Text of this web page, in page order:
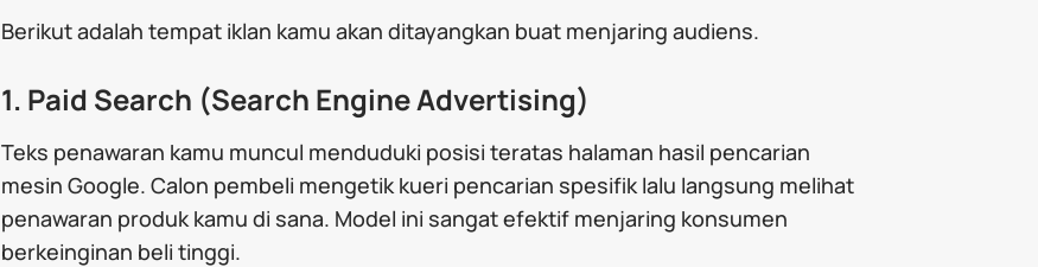
Berikut adalah tempat iklan kamu akan ditayangkan buat menjaring audiens.
1. Paid Search (Search Engine Advertising)
Teks penawaran kamu muncul menduduki posisi teratas halaman hasil pencarian
mesin Google. Calon pembeli mengetik kueri pencarian spesifik lalu langsung melihat
penawaran produk kamu di sana. Model ini sangat efektif menjaring konsumen
berkeinginan beli tinggi.